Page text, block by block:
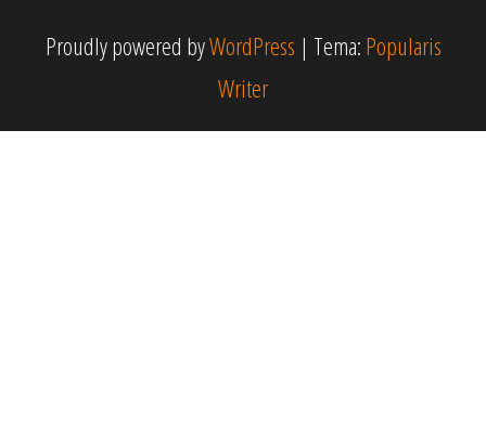
Proudly powered byWordPress | Tema: Popularis
Writer